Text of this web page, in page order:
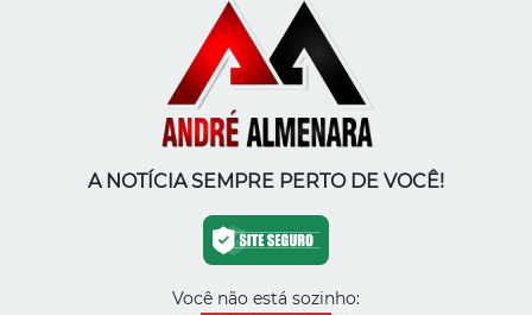
A NOTÍCIA SEMPRE PERTO DE VOCÊ!
Você não está sozinho: